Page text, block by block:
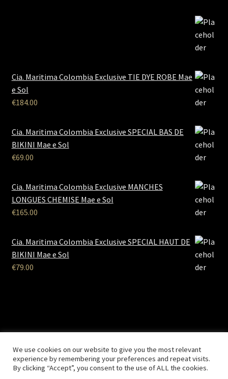
Cia. Maritima Colombia Exclusive TIE DYE ROBE Mae
e Sol
€184.00
Cia. Maritima Colombia Exclusive SPECIAL BAS DE
BIKINI Mae e Sol
€69.00
Cia. Maritima Colombia Exclusive MANCHES
LONGUES CHEMISE Mae e Sol
€165.00
Cia. Maritima Colombia Exclusive SPECIAL HAUT DE
BIKINI Mae e Sol
€79.00
Réalisé parSolemarweb.com
We use cookies on our website to give you the most relevant
experience by remembering your preferences and repeat visits.
By clicking “Accept”, you consent to the use of ALL the cookies.